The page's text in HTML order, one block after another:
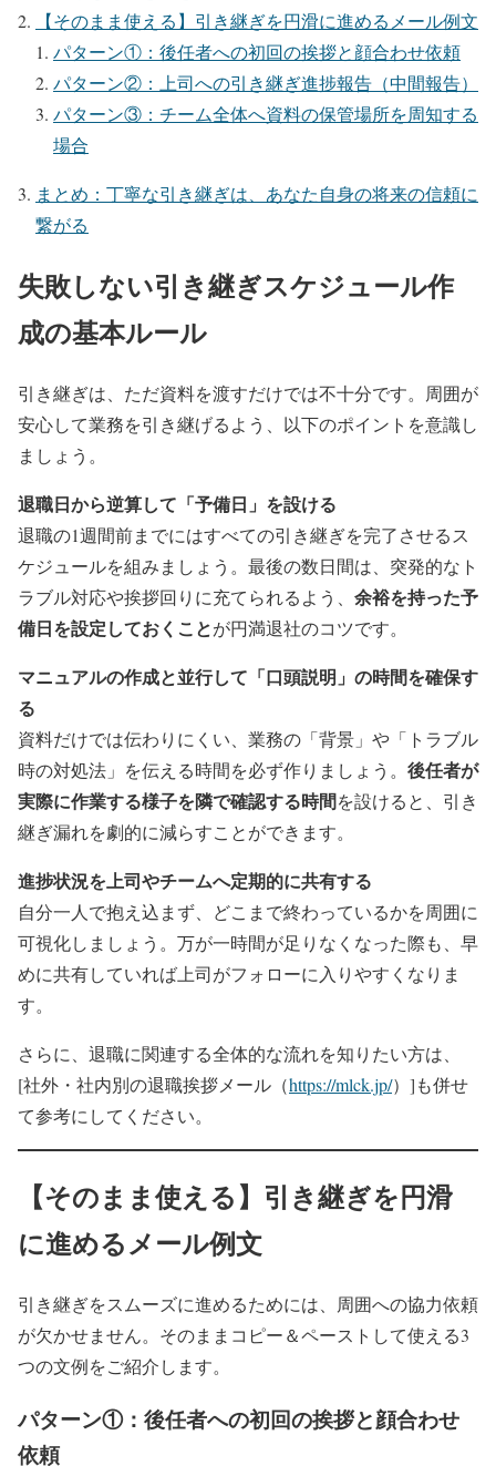
【そのまま使える】引き継ぎを円滑に進めるメール例文
パターン①：後任者への初回の挨拶と顔合わせ依頼
パターン②：上司への引き継ぎ進捗報告（中間報告）
パターン③：チーム全体へ資料の保管場所を周知する
場合
まとめ：丁寧な引き継ぎは、あなた自身の将来の信頼に
繋がる
失敗しない引き継ぎスケジュール作
成の基本ルール
引き継ぎは、ただ資料を渡すだけでは不十分です。周囲が
安心して業務を引き継げるよう、以下のポイントを意識し
ましょう。
退職日から逆算して「予備日」を設ける
退職の1週間前までにはすべての引き継ぎを完了させるス
ケジュールを組みましょう。最後の数日間は、突発的なト
ラブル対応や挨拶回りに充てられるよう、 余裕を持った予
備日を設定しておくことが円満退社のコツです。
マニュアルの作成と並行して「口頭説明」の時間を確保す
る
資料だけでは伝わりにくい、業務の「背景」や「トラブル
時の対処法」を伝える時間を必ず作りましょう。 後任者が
実際に作業する様子を隣で確認する時間を設けると、引き
継ぎ漏れを劇的に減らすことができます。
進捗状況を上司やチームへ定期的に共有する
自分一人で抱え込まず、どこまで終わっているかを周囲に
可視化しましょう。万が一時間が足りなくなった際も、早
めに共有していれば上司がフォローに入りやすくなりま
す。
さらに、退職に関連する全体的な流れを知りたい方は、
[社外・社内別の退職挨拶メール（https://mlck.jp/）]も併せ
て参考にしてください。
【そのまま使える】引き継ぎを円滑
に進めるメール例文
引き継ぎをスムーズに進めるためには、周囲への協力依頼
が欠かせません。そのままコピー＆ペーストして使える3
つの文例をご紹介します。
パターン①：後任者への初回の挨拶と顔合わせ
依頼